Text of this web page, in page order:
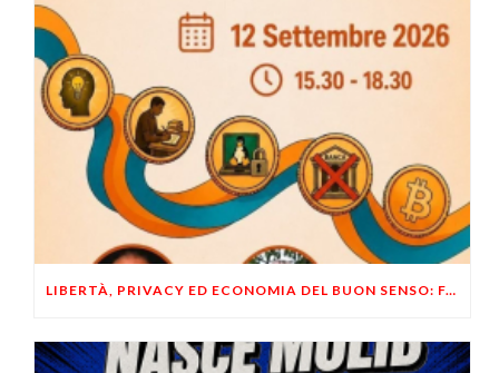
LIBERTÀ, PRIVACY ED ECONOMIA DEL BUON SENSO: FACCO E MUSUMECI A CASALECCHIO DI RENO (BO)